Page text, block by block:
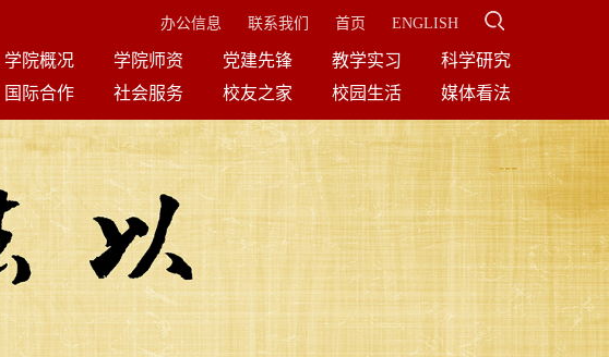
办公信息 联系我们 首页 ENGLISH
学院概况 学院师资 党建先锋 教学实习
科学研究
国际合作
社会服务 校友之家 校园生活 媒体看法